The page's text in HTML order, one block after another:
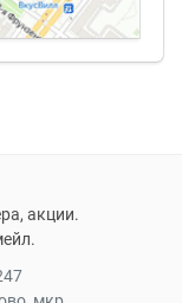
акции.